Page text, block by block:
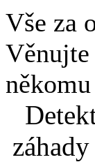
Vše za
Věnujte